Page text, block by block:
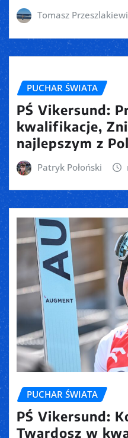
Tomasz
PUCHAR ŚWIATA
PŚ Vikersund:
kwalifikacje,
najlepszym z
Patryk Połoński
PUCHAR ŚWIATA
PŚ Vikersund:
Twardosz w